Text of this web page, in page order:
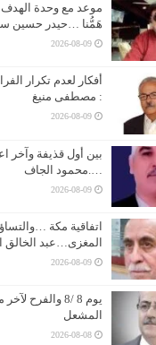
موعد مع وحدة
هَمُّنا …حيدر حسين
2026-08-09
أفكار لعدم تكرار
: مصطفى منيغ
2026-08-09
بين أول قذيفة وآخر
….محمود الجاف
2026-08-09
اتفاقية مكة
المغزى…عبد الخالق
2026-08-09
يوم 8 /8 والفرح
المشعل
2026-08-08